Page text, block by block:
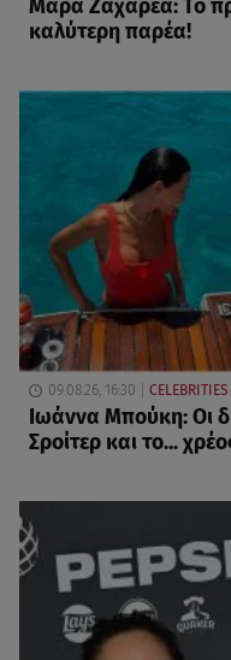
Μάρα Ζαχαρέα: Το
καλύτερη παρέα!
09.08.26, 16:30
Ιωάννα Μπούκη: Οι
Σροίτερ και το...